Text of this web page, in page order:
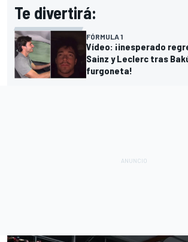
Te divertirá:
FÓRMULA 1
Vídeo: ¡inesperado
Sainz y Leclerc tras
furgoneta!